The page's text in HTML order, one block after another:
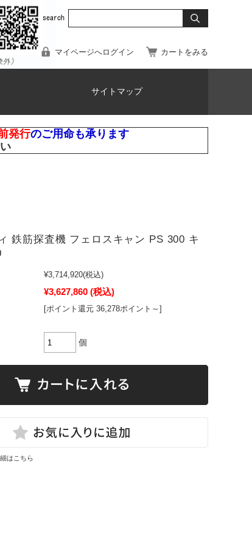
マイページへログイン カートをみる
サイトマップ
発行のご用命も承ります
鉄筋探査機 フェロスキャン PS 300 キ
¥3,714,920(税込)
¥3,627,860 (税込)
[ポイント還元 36,278ポイント～]
個
はこちら